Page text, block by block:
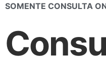
SOMENTE CONSULTA